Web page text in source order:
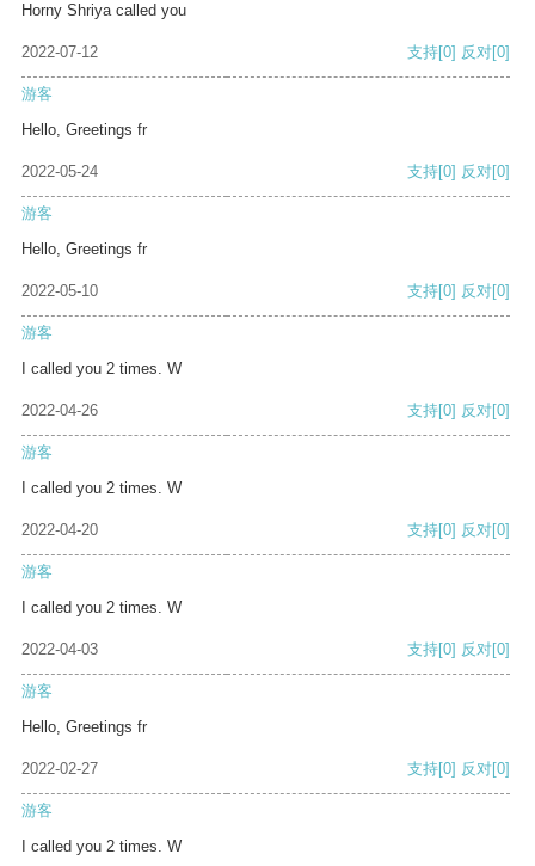
Horny Shriya called you
2022-07-12 支持[0] 反对[0]
游客
Hello, Greetings fr
2022-05-24 支持[0] 反对[0]
游客
Hello, Greetings fr
2022-05-10 支持[0] 反对[0]
游客
I called you 2 times. W
2022-04-26 支持[0] 反对[0]
游客
I called you 2 times. W
2022-04-20 支持[0] 反对[0]
游客
I called you 2 times. W
2022-04-03 支持[0] 反对[0]
游客
Hello, Greetings fr
2022-02-27 支持[0] 反对[0]
游客
I called you 2 times. W